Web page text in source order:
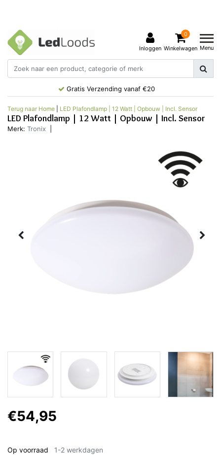
Inloggen
0
Winkelwagen Menu
Gratis Verzending vanaf €20
Terug naar Home LED Plafondlamp | 12 Watt | Opbouw | Incl. Sensor
LED Plafondlamp | 12 Watt | Opbouw | Incl. Sensor
Merk: Tronix
€54,95
Op voorraad 1-2 werkdagen